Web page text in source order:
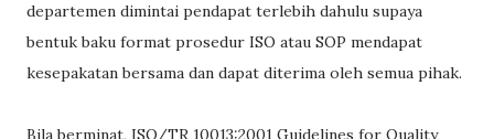
departemen dimintai pendapat terlebih dahulu supaya
bentuk baku format prosedur ISO atau SOP mendapat
kesepakatan bersama dan dapat diterima oleh semua pihak.
Bila berminat, ISO/TR 10013:2001 Guidelines for Quality